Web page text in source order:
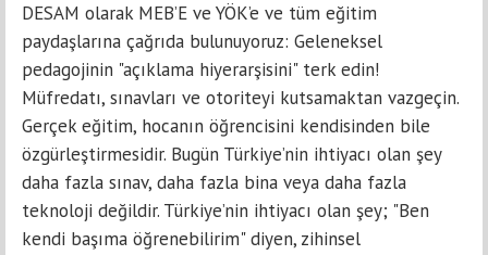
DESAM olarak MEB’E ve YÖK’e ve tüm eğitim
paydaşlarına çağrıda bulunuyoruz: Geleneksel
pedagojinin "açıklama hiyerarşisini" terk edin!
Müfredatı, sınavları ve otoriteyi kutsamaktan vazgeçin.
Gerçek eğitim, hocanın öğrencisini kendisinden bile
özgürleştirmesidir. Bugün Türkiye’nin ihtiyacı olan şey
daha fazla sınav, daha fazla bina veya daha fazla
teknoloji değildir. Türkiye’nin ihtiyacı olan şey; "Ben
kendi başıma öğrenebilirim" diyen, zihinsel